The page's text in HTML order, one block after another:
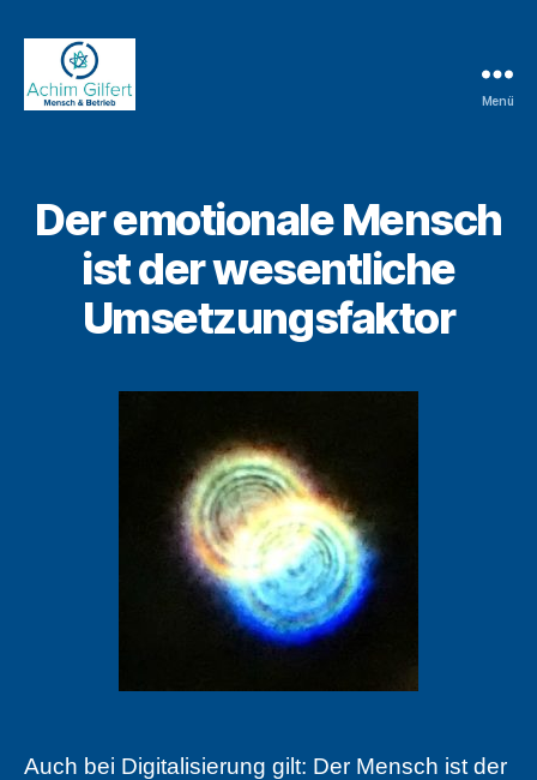
Mensch
Betrieb
Menü
Der emotionale Mensch
ist der wesentliche
Umsetzungsfaktor
Auch bei Digitalisierung gilt: Der Mensch ist der